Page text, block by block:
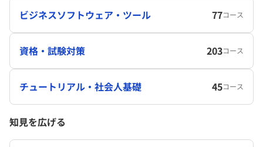
ビジネスソフトウェア・ツール 77コース
資格・試験対策 203コース
チュートリアル・社会人基礎 45コース
知見を広げる